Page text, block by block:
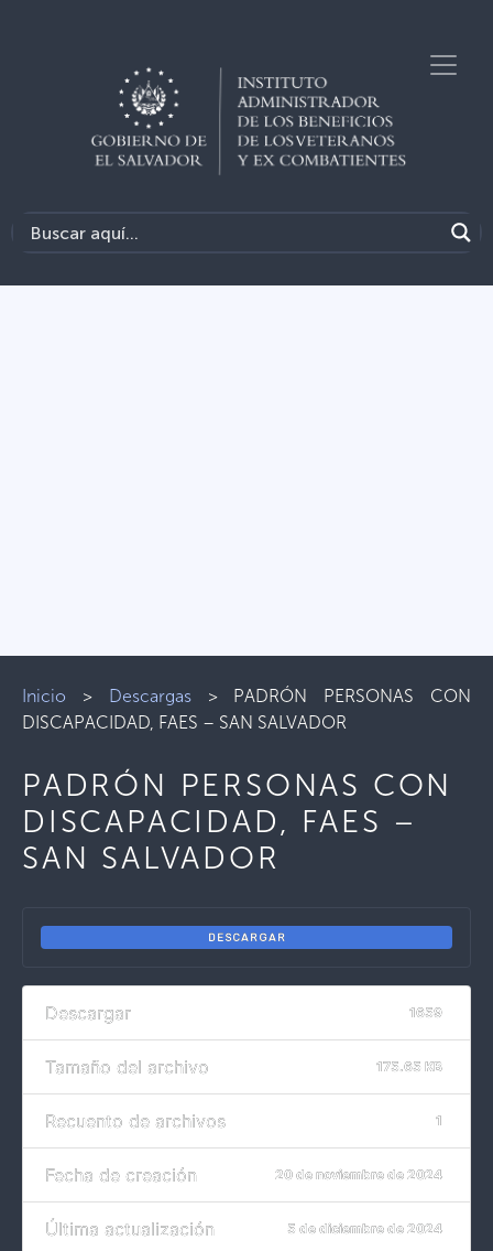
Inicio > Descargas> PADRÓN PERSONAS CON
DISCAPACIDAD, FAES – SAN SALVADOR
PADRÓN PERSONAS CON
DISCAPACIDAD, FAES –
SAN SALVADOR
DESCARGAR
Descargar 1659
Tamaño del archivo 175.65 KB
Recuento de archivos 1
Fecha de creación 20 de noviembre de 2024
Última actualización 5 de diciembre de 2024